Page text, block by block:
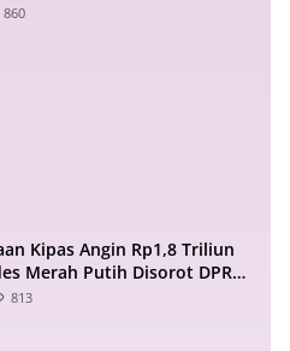
860
Kipas Angin Rp1,8 Triliun
Merah Putih Disorot DPR
813